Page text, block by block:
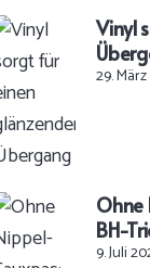
Vinyl
29.
Ohne
BH-
9. Juli